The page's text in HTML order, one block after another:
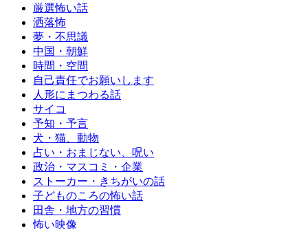
厳選怖い話
洒落怖
夢・不思議
中国・朝鮮
時間・空間
自己責任でお願いします
人形にまつわる話
サイコ
予知・予言
犬・猫、動物
占い・おまじない、呪い
政治・マスコミ・企業
ストーカー・きちがいの話
子どものころの怖い話
田舎・地方の習慣
怖い映像